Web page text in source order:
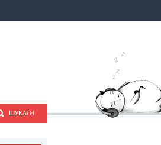
ШУКАТИ